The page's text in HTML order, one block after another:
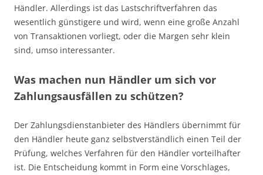
Händler. Allerdings ist das Lastschriftverfahren das
wesentlich günstigere und wird, wenn eine große Anzahl
von Transaktionen vorliegt, oder die Margen sehr klein
sind, umso interessanter.
Was machen nun Händler um sich vor
Zahlungsausfällen zu schützen?
Der Zahlungsdienstanbieter des Händlers übernimmt für
den Händler heute ganz selbstverständlich einen Teil der
Prüfung, welches Verfahren für den Händler vorteilhafter
ist. Die Entscheidung kommt in Form eine Vorschlages,